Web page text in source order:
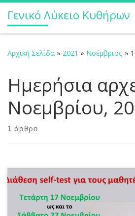
Μετάβαση στο περιεχόμενο
Γενικό Λύκειο Κυθήρων
Αρχική Σελίδα » 2021 » Νοέμβριος »
Ημερήσια
Νοεμβρίου,
1 άρθρο
Το Γραφείο Τύπου του Υπουργείου
Θρησκευμάτων ανακοινώνει: Οι